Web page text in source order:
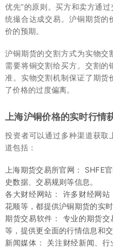
优先”的原则。买方和卖方通
统撮合达成交易。沪铜期货的
价的预期。
沪铜期货的交割方式为实物
需要将铜交割给买方。交割
准。实物交割机制保证了期
了价格的过度偏离。
上海沪铜价格的实时行情
投资者可以通过多种渠道获
道包括：
上海期货交易所官网： SHFE
史数据、交易规则等信息。
各大财经网站： 许多财经网
花顺等，都提供沪铜期货的实时
期货交易软件： 专业的期货
等，提供更全面的行情信息和交
新闻媒体： 关注财经新闻、